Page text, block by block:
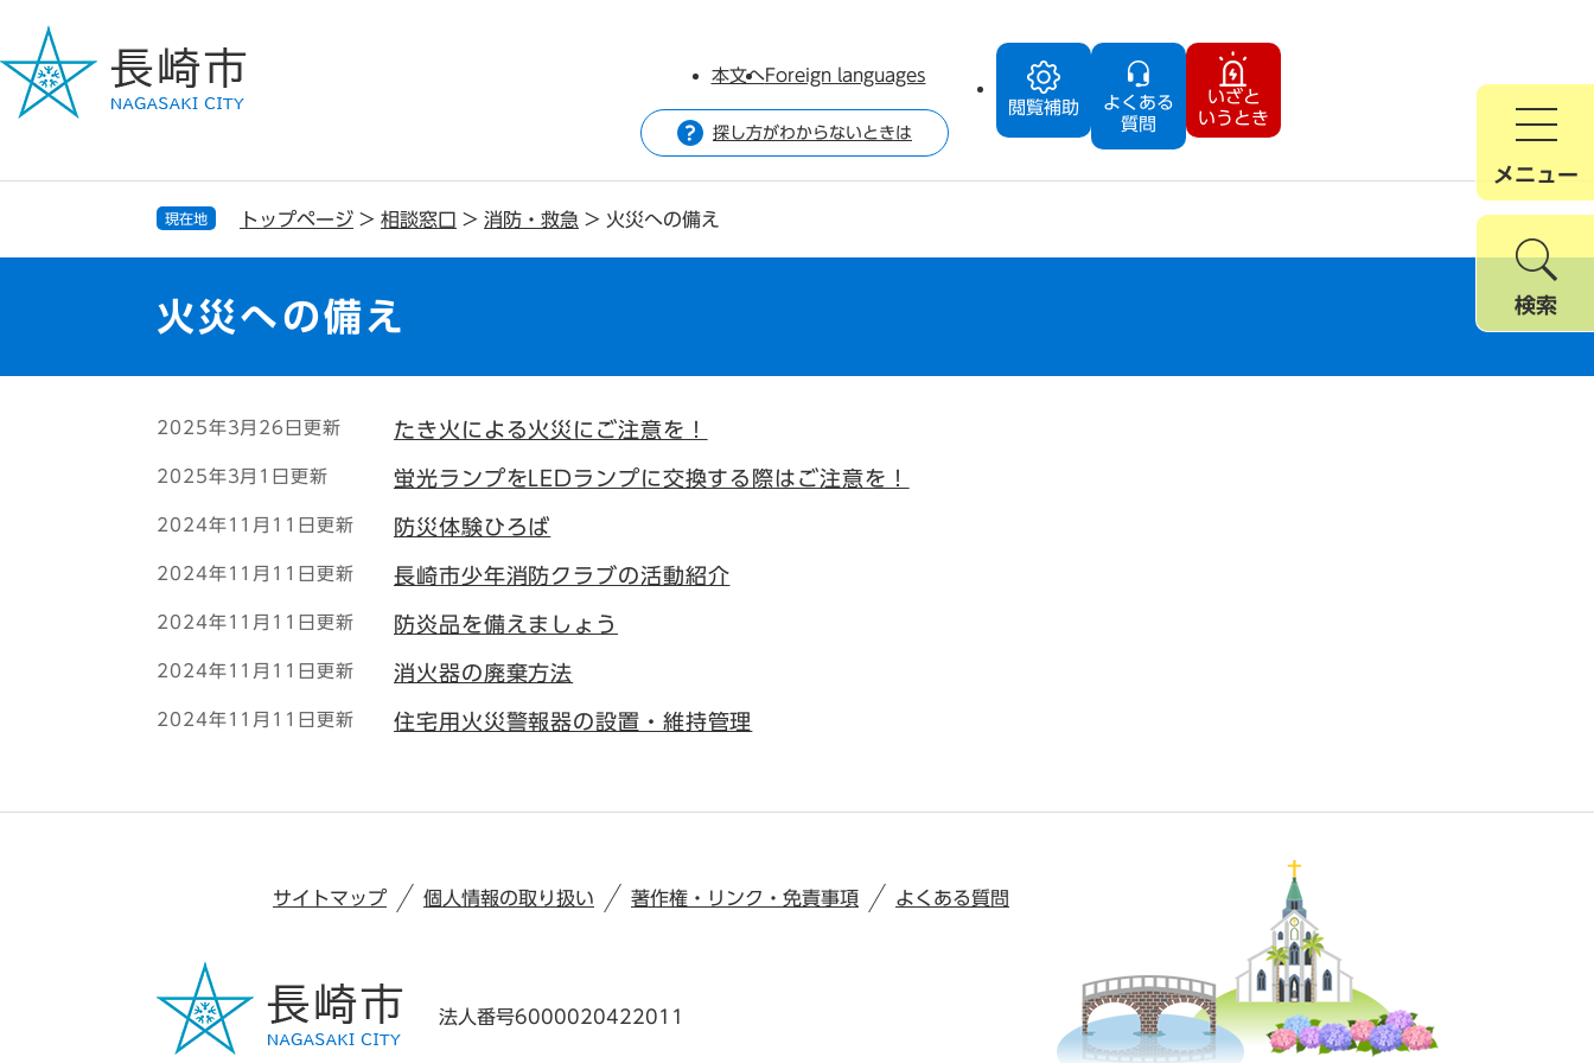
ジ
で
ュ
ば
閲覧補助
よくある
質問
いざと
いうとき
本文へForeign languages
探し方がわからないときは
メニュー
検索
現在地 トップページ > 相談窓口 > 消防・救急 > 火災への備え
火災への備え
本
2025年3月26日更新 たき火による火災にご注意を！
2025年3月1日更新 蛍光ランプをLEDランプに交換する際はご注意を！
2024年11月11日更新 防災体験ひろば
2024年11月11日更新 長崎市少年消防クラブの活動紹介
2024年11月11日更新 防炎品を備えましょう
2024年11月11日更新 消火器の廃棄方法
2024年11月11日更新 住宅用火災警報器の設置・維持管理
サイトマップ 個人情報の取り扱い 著作権・リンク・免責事項 よくある質問
法人番号6000020422011